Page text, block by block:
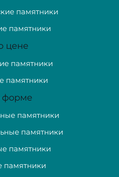
памятники
памятники
цене
памятники
памятники
форме
памятники
памятники
памятники
памятники